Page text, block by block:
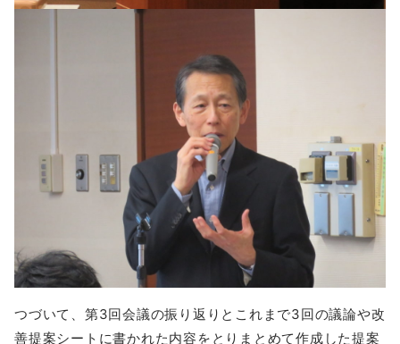
つづいて、第3回会議の振り返りとこれまで3回の議論や改
善提案シートに書かれた内容をとりまとめて作成した提案